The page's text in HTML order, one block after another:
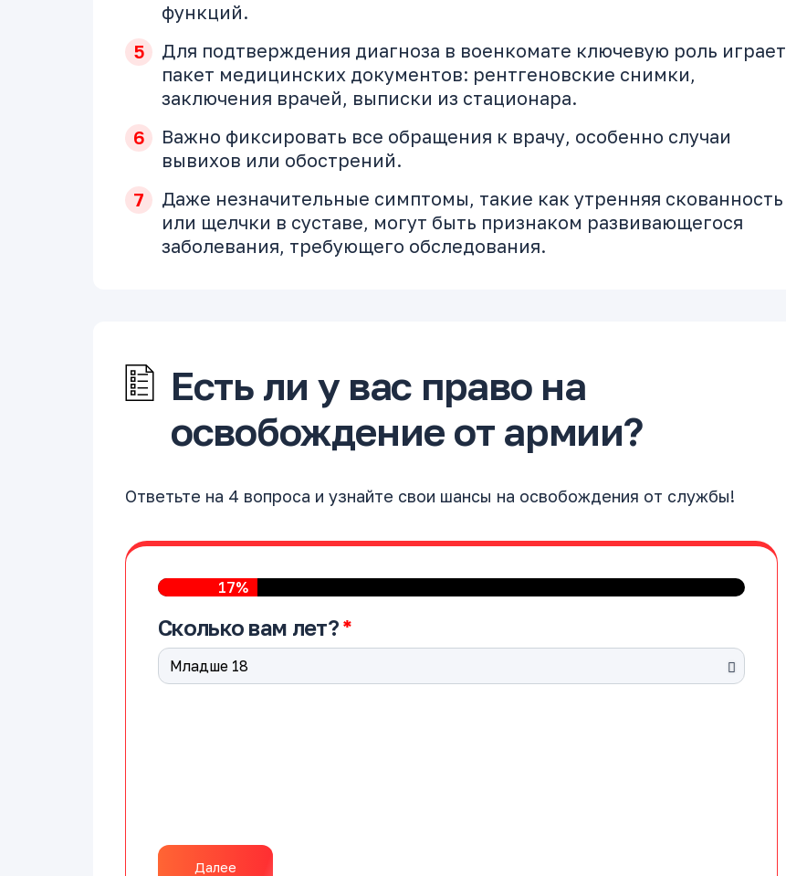
функций.
Для подтверждения диагноза в военкомате ключевую роль играет
пакет медицинских документов: рентгеновские снимки,
заключения врачей, выписки из стационара.
Важно фиксировать все обращения к врачу, особенно случаи
вывихов или обострений.
Даже незначительные симптомы, такие как утренняя скованность
или щелчки в суставе, могут быть признаком развивающегося
заболевания, требующего обследования.
Есть ли у вас право на
освобождение от армии?
Ответьте на 4 вопроса и узнайте свои шансы на освобождения от службы!
17%
Сколько вам лет?
Далее